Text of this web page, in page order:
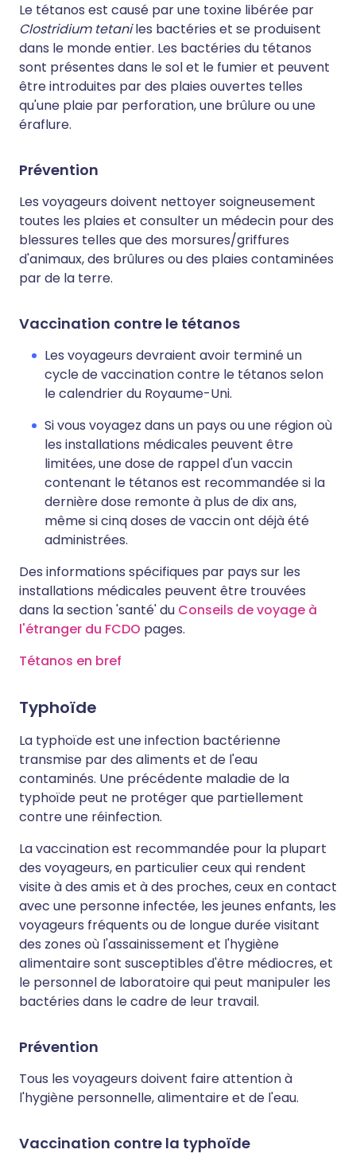
Le tétanos est causé par une toxine libérée par
Clostridium tetaniles bactéries et se produisent
dans le monde entier. Les bactéries du tétanos
sont présentes dans le sol et le fumier et peuvent
être introduites par des plaies ouvertes telles
qu'une plaie par perforation, une brûlure ou une
éraflure.
Prévention
Les voyageurs doivent nettoyer soigneusement
toutes les plaies et consulter un médecin pour des
blessures telles que des morsures/griffures
d'animaux, des brûlures ou des plaies contaminées
par de la terre.
Vaccination contre le tétanos
Les voyageurs devraient avoir terminé un
cycle de vaccination contre le tétanos selon
le calendrier du Royaume-Uni.
Si vous voyagez dans un pays ou une région où
les installations médicales peuvent être
limitées, une dose de rappel d'un vaccin
contenant le tétanos est recommandée si la
dernière dose remonte à plus de dix ans,
même si cinq doses de vaccin ont déjà été
administrées.
Des informations spécifiques par pays sur les
installations médicales peuvent être trouvées
dans la section 'santé' du Conseils de voyage à
l'étranger du FCDO pages.
Tétanos en bref
Typhoïde
La typhoïde est une infection bactérienne
transmise par des aliments et de l'eau
contaminés. Une précédente maladie de la
typhoïde peut ne protéger que partiellement
contre une réinfection.
La vaccination est recommandée pour la plupart
des voyageurs, en particulier ceux qui rendent
visite à des amis et à des proches, ceux en contact
avec une personne infectée, les jeunes enfants, les
voyageurs fréquents ou de longue durée visitant
des zones où l'assainissement et l'hygiène
alimentaire sont susceptibles d'être médiocres, et
le personnel de laboratoire qui peut manipuler les
bactéries dans le cadre de leur travail.
Prévention
Tous les voyageurs doivent faire attention à
l'hygiène personnelle, alimentaire et de l'eau.
Vaccination contre la typhoïde